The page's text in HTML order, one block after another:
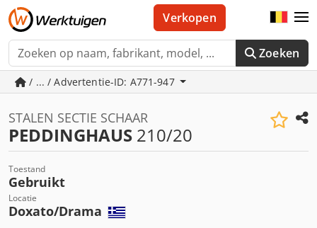
Zoeken
Verkopen
/ ... / Advertentie-ID: A771-947
STALEN SECTIE SCHAAR
PEDDINGHAUS 210/20
Toestand
Gebruikt
Locatie
Doxato/Drama